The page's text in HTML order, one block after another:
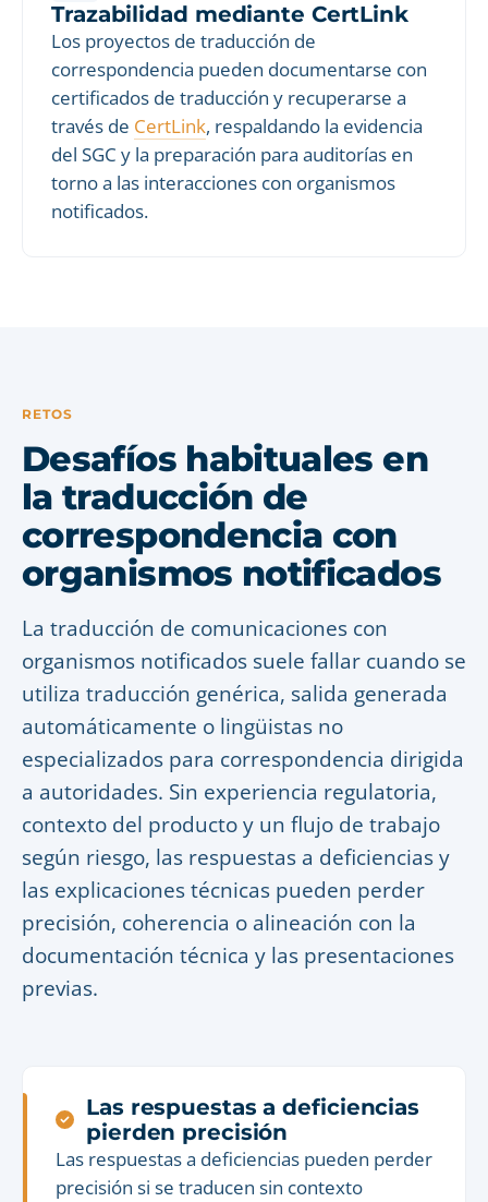
Trazabilidad mediante CertLink
Los proyectos de traducción de
correspondencia pueden documentarse con
certificados de traducción y recuperarse a
través de CertLink, respaldando la evidencia
del SGC y la preparación para auditorías en
torno a las interacciones con organismos
notificados.
RETOS
Desafíos habituales en
la traducción de
correspondencia con
organismos notificados
La traducción de comunicaciones con
organismos notificados suele fallar cuando se
utiliza traducción genérica, salida generada
automáticamente o lingüistas no
especializados para correspondencia dirigida
a autoridades. Sin experiencia regulatoria,
contexto del producto y un flujo de trabajo
según riesgo, las respuestas a deficiencias y
las explicaciones técnicas pueden perder
precisión, coherencia o alineación con la
documentación técnica y las presentaciones
previas.
Las respuestas a deficiencias
pierden precisión
Las respuestas a deficiencias pueden perder
precisión si se traducen sin contexto